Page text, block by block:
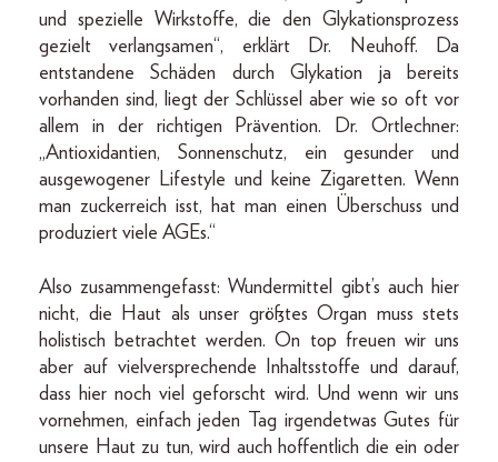
und spezielle Wirkstoffe, die den Glykationsprozess
gezielt verlangsamen“, erklärt Dr. Neuhoff. Da
entstandene Schäden durch Glykation ja bereits
vorhanden sind, liegt der Schlüssel aber wie so oft vor
allem in der richtigen Prävention. Dr. Ortlechner:
„Antioxidantien, Sonnenschutz, ein gesunder und
ausgewogener Lifestyle und keine Zigaretten. Wenn
man zuckerreich isst, hat man einen Überschuss und
produziert viele AGEs.“
Also zusammengefasst: Wundermittel gibt’s auch hier
nicht, die Haut als unser größtes Organ muss stets
holistisch betrachtet werden. On top freuen wir uns
aber auf vielversprechende Inhaltsstoffe und darauf,
dass hier noch viel geforscht wird. Und wenn wir uns
vornehmen, einfach jeden Tag irgendetwas Gutes für
unsere Haut zu tun, wird auch hoffentlich die ein oder